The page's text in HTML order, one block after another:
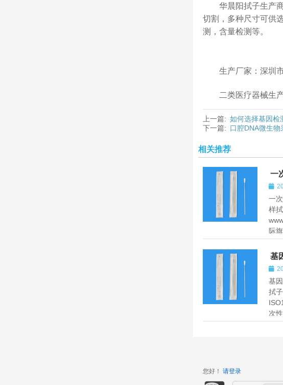
华晨阳拭子生产
切割，多种尺寸可供
测，含量检测等。
生产厂家：深圳
二类医疗器械生
上一篇: 如何选择基因检
下一篇: 口腔DNA微生物
相关推荐
一
一
样
际
细
基
样
基
拭
次
盒
您好！ 请登录